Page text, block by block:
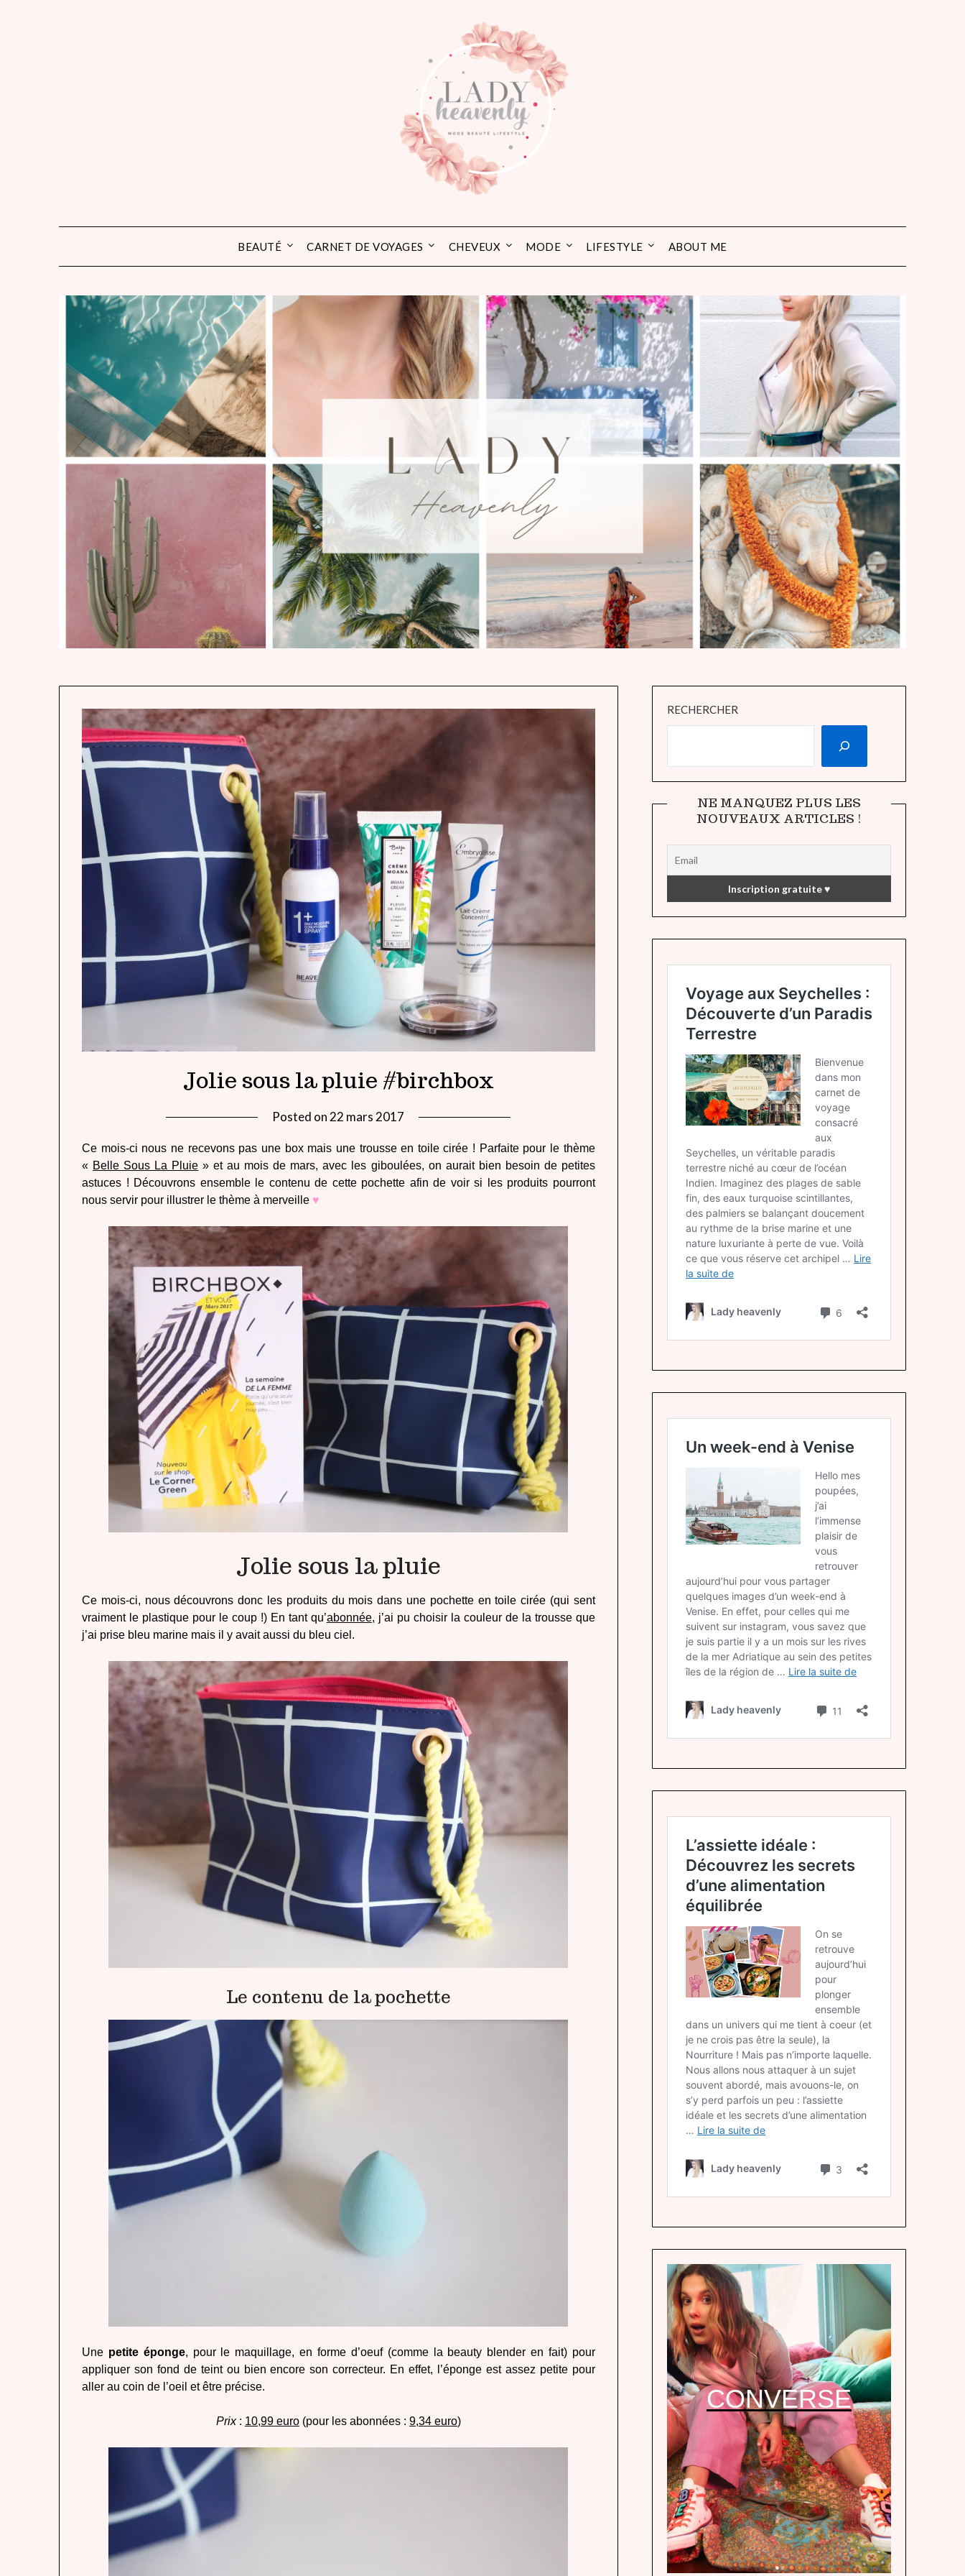
BEAUTÉ CARNET DE VOYAGES CHEVEUX MODE LIFESTYLE ABOUT ME
Jolie sous la pluie #birchbox
Posted on 22 mars 2017
heavenly
Ce mois-ci nous ne recevons pas une box mais une trousse en toile cirée ! Parfaite pour le thème
« Belle Sous La Pluie » et au mois de mars, avec les giboulées, on aurait bien besoin de petites
astuces ! Découvrons ensemble le contenu de cette pochette afin de voir si les produits pourront
nous servir pour illustrer le thème à merveille ♥
Jolie sous la pluie
Ce mois-ci, nous découvrons donc les produits du mois dans une pochette en toile cirée (qui sent
vraiment le plastique pour le coup !) En tant qu’abonnée, j’ai pu choisir la couleur de la trousse que
j’ai prise bleu marine mais il y avait aussi du bleu ciel.
Le contenu de la pochette
Une petite éponge, pour le maquillage, en forme d’oeuf (comme la beauty blender en fait) pour
appliquer son fond de teint ou bien encore son correcteur. En effet, l’éponge est assez petite pour
aller au coin de l’oeil et être précise.
Prix: 10,99 euro(pour les abonnées : 9,34 euro)
RECHERCHER
NE MANQUEZ PLUS LES
NOUVEAUX ARTICLES !
CONVERSE